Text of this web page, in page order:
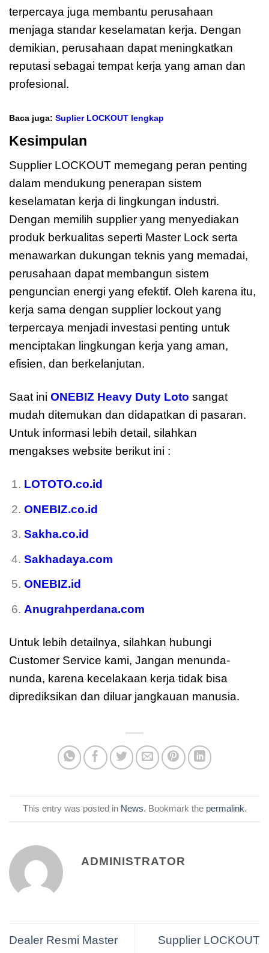
terpercaya juga membantu perusahaan
menjaga standar keselamatan kerja. Dengan
demikian, perusahaan dapat meningkatkan
reputasi sebagai tempat kerja yang aman dan
profesional.
Baca juga: Suplier LOCKOUT lengkap
Kesimpulan
Supplier LOCKOUT memegang peran penting
dalam mendukung penerapan sistem
keselamatan kerja di lingkungan industri.
Dengan memilih supplier yang menyediakan
produk berkualitas seperti Master Lock serta
menawarkan dukungan teknis yang memadai,
perusahaan dapat membangun sistem
penguncian energi yang efektif. Oleh karena itu,
kerja sama dengan supplier lockout yang
terpercaya menjadi investasi penting untuk
menciptakan lingkungan kerja yang aman,
efisien, dan berkelanjutan.
Saat ini ONEBIZ Heavy Duty Loto sangat
mudah ditemukan dan didapatkan di pasaran.
Untuk informasi lebih detail, silahkan
mengakses website berikut ini :
LOTOTO.co.id
ONEBIZ.co.id
Sakha.co.id
Sakhadaya.com
ONEBIZ.id
Anugrahperdana.com
Untuk lebih detailnya, silahkan hubungi
Customer Service kami, Jangan menunda-
nunda, karena kecelakaan kerja tidak bisa
diprediksikan dan diluar jangkauan manusia.
This entry was posted in News. Bookmark the permalink.
ADMINISTRATOR
Dealer Resmi Master
Supplier LOCKOUT